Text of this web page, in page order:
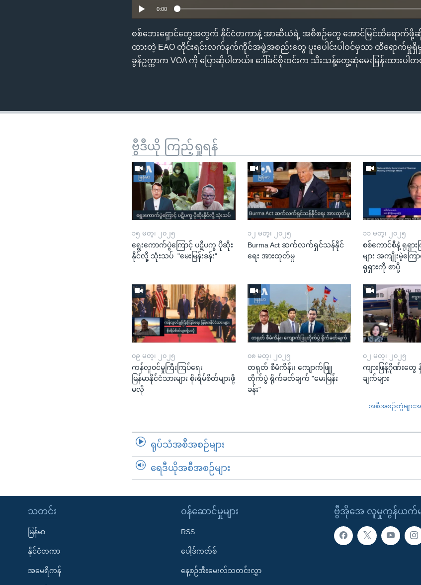
0:00
စစ်ဘေးရှောင်တွေအတွက် နိုင်ငံတကာနဲ့ အာဆီယံရဲ့ အစီစဉ်တွေ အောင်မြင်ထိရောက်
ထားတဲ့ EAO တိုင်းရင်းလက်နက်ကိုင်အဖွဲ့အစည်းတွေ ပူးပေါင်းပါဝင်မှသာ ထိရောက်မှုရှိ
ခွန်ဥက္ကာက VOA ကို ပြောဆိုပါတယ်။ ဒေါ်ခင်စိုးဝင်းက သီးသန့်တွေ့ဆုံမေးမြန်းထားပါ
ဗွီဒီယို ကြည့်ရှုရန်
၁၅ မတ္၊ ၂၀၂၅
ရွေးကောက်ပွဲကြောင့် ပဋိပက္ခ ပိုဆိုး
နိုင်လို့ သုံးသပ် "မေးမြန်းခန်း"
၁၂ မတ္၊ ၂၀၂၅
Burma Act ဆက်လက်ရှင်သန်နိုင်
ရေး အားထုတ်မှု
၁၁ မတ္၊ ၂၀၂၅
စစ်ကောင်စီနဲ့ ရုရှား
များ အကျိုးမဲ့ကြေ
ရုရှားကို စာပို့
၀၉ မတ္၊ ၂၀၂၅
ကန်လူဝင်မှုကြီးကြပ်ရေး
မြန်မာနိုင်ငံသားများ စိုးရိမ်စိတ်များဖို့
မလို
၀၈ မတ္၊ ၂၀၂၅
တရုတ် စီမံကိန်း၊ ကျောက်ဖြူ
တိုက်ပွဲ ရိုက်ခတ်ချက် "မေးမြန်း
ခန်း"
၀၂ မတ္၊ ၂၀၂၅
ကျားဖြန့်ဂိုဏ်းတွေ နှိ
ချက်များ
အစီအစဉ်တွဲများ
ရုပ်သံအစီအစဉ်များ
ရေဒီယိုအစီအစဉ်များ
ဗွီအိုအေ လူမှုကွန်ယက်မျ
သတင်း
မြန်မာ
နိုင်ငံတကာ
အမေရိကန်
၀န်ဆောင်မှုများ
RSS
ပေါ့ဒ်ကတ်စ်
နေ့စဉ်အီးမေးလ်သတင်းလွှာ